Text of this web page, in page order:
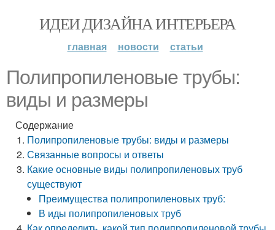
ИДЕИ ДИЗАЙНА ИНТЕРЬЕРА
главная новости статьи
Полипропиленовые трубы:
виды и размеры
Содержание
Полипропиленовые трубы: виды и размеры
Связанные вопросы и ответы
Какие основные виды полипропиленовых труб
существуют
Преимущества полипропиленовых труб:
В иды полипропиленовых труб